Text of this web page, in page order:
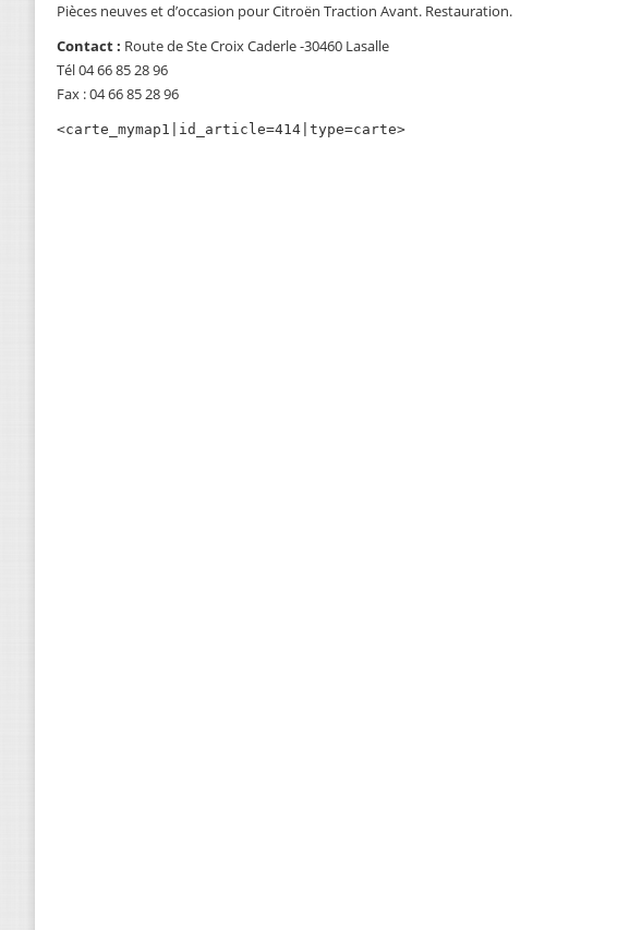
Pièces neuves et d’occasion pour Citroën Traction Avant. Restauration.
Contact : Route de Ste Croix Caderle -30460 Lasalle
Tél 04 66 85 28 96
Fax : 04 66 85 28 96
<carte_mymap1|id_article=414|type=carte>